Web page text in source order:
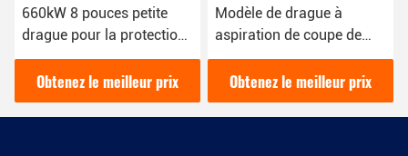
660kW 8 pouces petite
drague pour la protection
de l'environnement de
drague de rivière urbaine
Obtenez le meilleur prix
Modèle de drague à
aspiration de coupe de
tuyaux de 12 pouces avec
une puissance de 200
mètres cubes par heure
Obtenez le meilleur prix